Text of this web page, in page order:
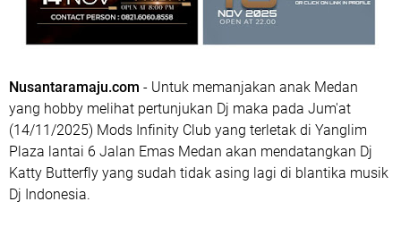
Nusantaramaju.com - Untuk memanjakan anak Medan
yang hobby melihat pertunjukan Dj maka pada Jum'at
(14/11/2025) Mods Infinity Club yang terletak di Yanglim
Plaza lantai 6 Jalan Emas Medan akan mendatangkan Dj
Katty Butterfly yang sudah tidak asing lagi di blantika musik
Dj Indonesia.